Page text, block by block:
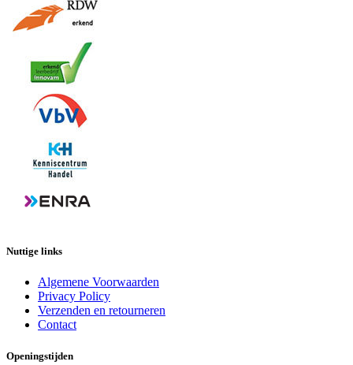
Nuttige links
Algemene Voorwaarden
Privacy Policy
Verzenden en retourneren
Contact
Openingstijden